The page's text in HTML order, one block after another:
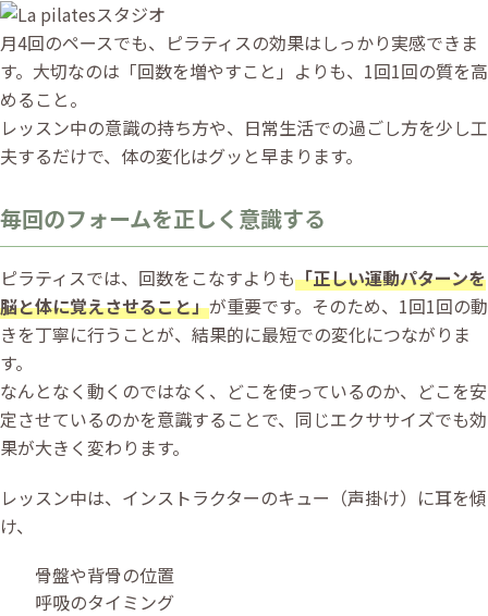
月4回のペースでも、ピラティスの効果はしっかり実感できま
す。大切なのは「回数を増やすこと」よりも、1回1回の質を高
めること。
レッスン中の意識の持ち方や、日常生活での過ごし方を少し工
夫するだけで、体の変化はグッと早まります。
毎回のフォームを正しく意識する
ピラティスでは、回数をこなすよりも「正しい運動パターンを
脳と体に覚えさせること」が重要です。そのため、1回1回の動
きを丁寧に行うことが、結果的に最短での変化につながりま
す。
なんとなく動くのではなく、どこを使っているのか、どこを安
定させているのかを意識することで、同じエクササイズでも効
果が大きく変わります。
レッスン中は、インストラクターのキュー（声掛け）に耳を傾
け、
骨盤や背骨の位置
呼吸のタイミング